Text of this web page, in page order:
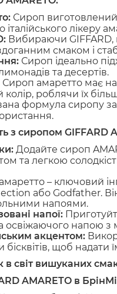
Сироп виготовлений
лікеру
Вибираючи GIFFARD,
смаком і
Сироп ідеально
та десертів.
Сироп амаретто має
роблячи їх
формула сиропу
з сиропом GIFFARD
Додайте сироп
та легкою
– ключовий
або Godfather.
напоями.
напої:
освіжаючого напою
акцентом:
щоб надати
світ вишуканих
AMARETO в